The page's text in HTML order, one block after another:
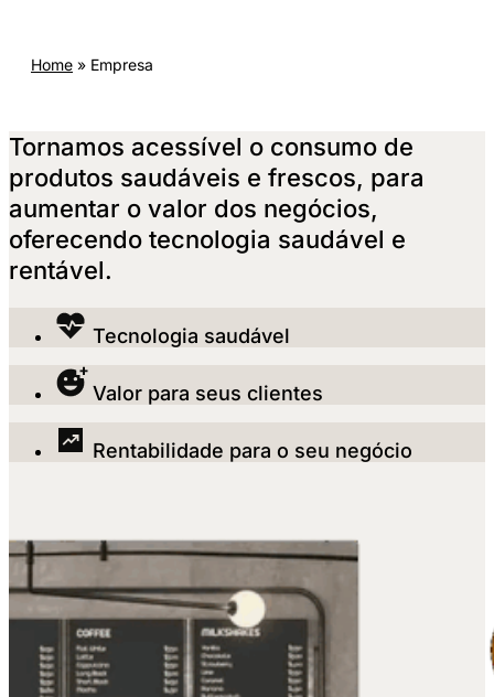
Home » Empresa
Tornamos acessível o consumo de
produtos saudáveis ​​e frescos, para
aumentar o valor dos negócios,
oferecendo tecnologia saudável e
rentável.
Tecnologia saudável
Valor para seus clientes
Rentabilidade para o seu negócio